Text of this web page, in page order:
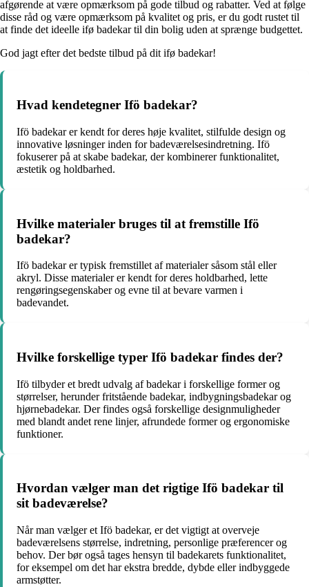
afgørende at være opmærksom på gode tilbud og rabatter. Ved at følge
disse råd og være opmærksom på kvalitet og pris, er du godt rustet til
at finde det ideelle ifø badekar til din bolig uden at sprænge budgettet.
God jagt efter det bedste tilbud på dit ifø badekar!
Hvad kendetegner Ifö badekar?
Ifö badekar er kendt for deres høje kvalitet, stilfulde design og
innovative løsninger inden for badeværelsesindretning. Ifö
fokuserer på at skabe badekar, der kombinerer funktionalitet,
æstetik og holdbarhed.
Hvilke materialer bruges til at fremstille Ifö
badekar?
Ifö badekar er typisk fremstillet af materialer såsom stål eller
akryl. Disse materialer er kendt for deres holdbarhed, lette
rengøringsegenskaber og evne til at bevare varmen i
badevandet.
Hvilke forskellige typer Ifö badekar findes der?
Ifö tilbyder et bredt udvalg af badekar i forskellige former og
størrelser, herunder fritstående badekar, indbygningsbadekar og
hjørnebadekar. Der findes også forskellige designmuligheder
med blandt andet rene linjer, afrundede former og ergonomiske
funktioner.
Hvordan vælger man det rigtige Ifö badekar til
sit badeværelse?
Når man vælger et Ifö badekar, er det vigtigt at overveje
badeværelsens størrelse, indretning, personlige præferencer og
behov. Der bør også tages hensyn til badekarets funktionalitet,
for eksempel om det har ekstra bredde, dybde eller indbyggede
armstøtter.